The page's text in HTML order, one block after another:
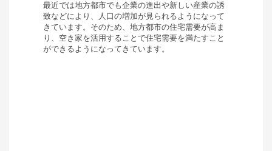
最近では地方都市でも企業の進出や新しい産業の誘
致などにより、人口の増加が見られるようになって
きています。そのため、地方都市の住宅需要が高ま
り、空き家を活用することで住宅需要を満たすこと
ができるようになってきています。